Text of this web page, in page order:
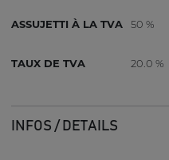
ASSUJETTI À LA TVA 50 %
TAUX DE TVA 20.0 %
INFOS / DETAILS